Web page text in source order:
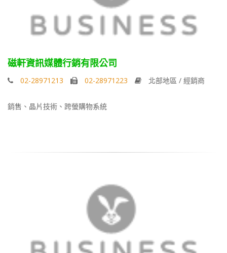
磁軒資訊媒體行銷有限公司
02-28971213 02-28971223 北部地區 / 經銷商
銷售、晶片技術、跨螢購物系統